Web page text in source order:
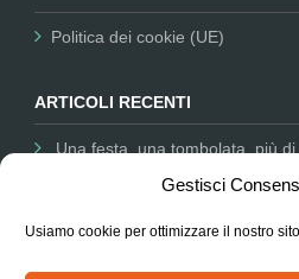
Gestisci
Usiamo cookie per ottimizzare il nostro
Politica dei cookie (UE)
ARTICOLI RECENTI
Una festa, una tombolata, più
dell’Università salesiana